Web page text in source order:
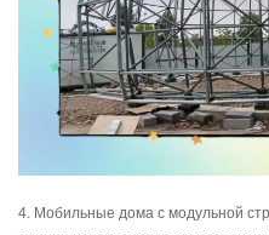
4. Мобильные дома с модульной